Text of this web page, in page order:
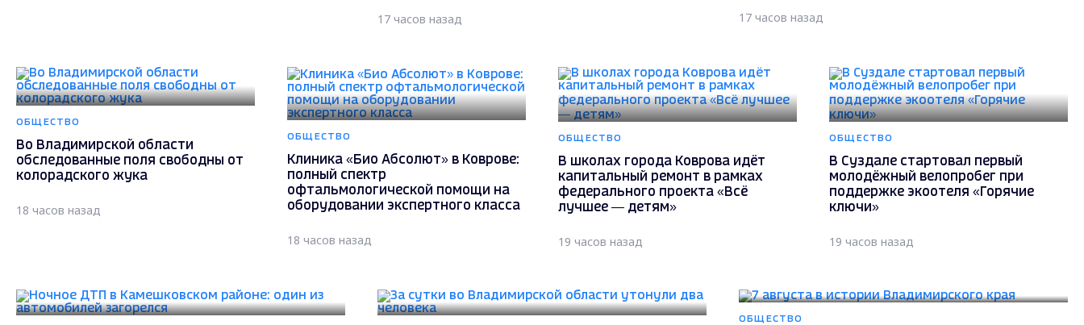
17 часов назад 17 часов назад
ОБЩЕСТВО
Во Владимирской области
обследованные поля свободны от
колорадского жука
18 часов назад
ОБЩЕСТВО
Клиника «Био Абсолют» в Коврове:
полный спектр
офтальмологической помощи на
оборудовании экспертного класса
18 часов назад
ОБЩЕСТВО
В школах города Коврова идёт
капитальный ремонт в рамках
федерального проекта «Всё
лучшее — детям»
19 часов назад
ОБЩЕСТВО
В Суздале стартовал первый
молодёжный велопробег при
поддержке экоотеля «Горячие
ключи»
19 часов назад
ОБЩЕСТВО